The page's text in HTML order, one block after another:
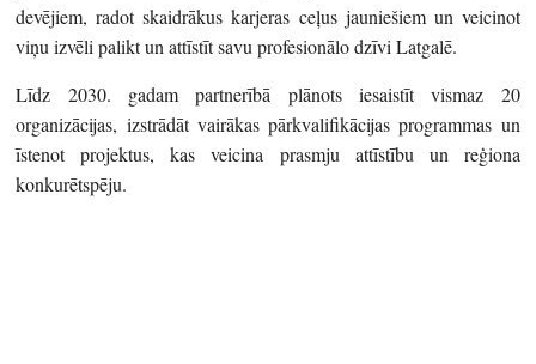
devējiem, radot skaidrākus karjeras ceļus jauniešiem un veicinot
viņu izvēli palikt un attīstīt savu profesionālo dzīvi Latgalē.
Līdz 2030. gadam partnerībā plānots iesaistīt vismaz 20
organizācijas, izstrādāt vairākas pārkvalifikācijas programmas un
īstenot projektus, kas veicina prasmju attīstību un reģiona
konkurētspēju.